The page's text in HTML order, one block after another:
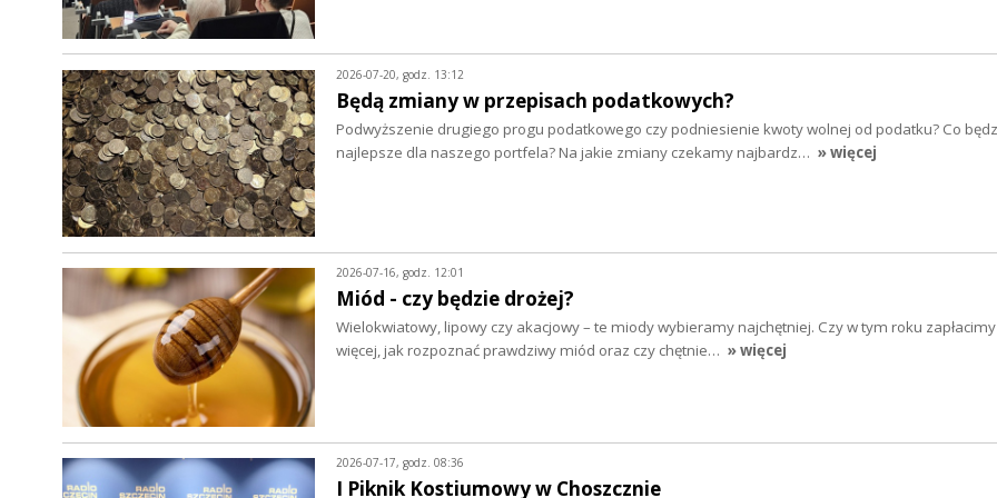
2026-07-20, godz. 13:12
Będą zmiany w przepisach podatkowych?
Podwyższenie drugiego progu podatkowego czy podniesienie kwoty wolnej od podatku? Co
najlepsze dla naszego portfela? Na jakie zmiany czekamy najbardz… » więcej
2026-07-16, godz. 12:01
Miód - czy będzie drożej?
Wielokwiatowy, lipowy czy akacjowy – te miody wybieramy najchętniej. Czy w tym roku
więcej, jak rozpoznać prawdziwy miód oraz czy chętnie… » więcej
2026-07-17, godz. 08:36
I Piknik Kostiumowy w Choszcznie